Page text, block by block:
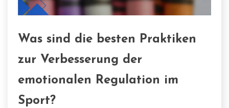
Was sind die besten Praktiken
zur Verbesserung der
emotionalen Regulation im
Sport?